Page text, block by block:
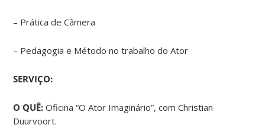
– Prática de Câmera
– Pedagogia e Método no trabalho do Ator
SERVIÇO:
O QUÊ: Oficina “O Ator Imaginário”, com Christian
Duurvoort.